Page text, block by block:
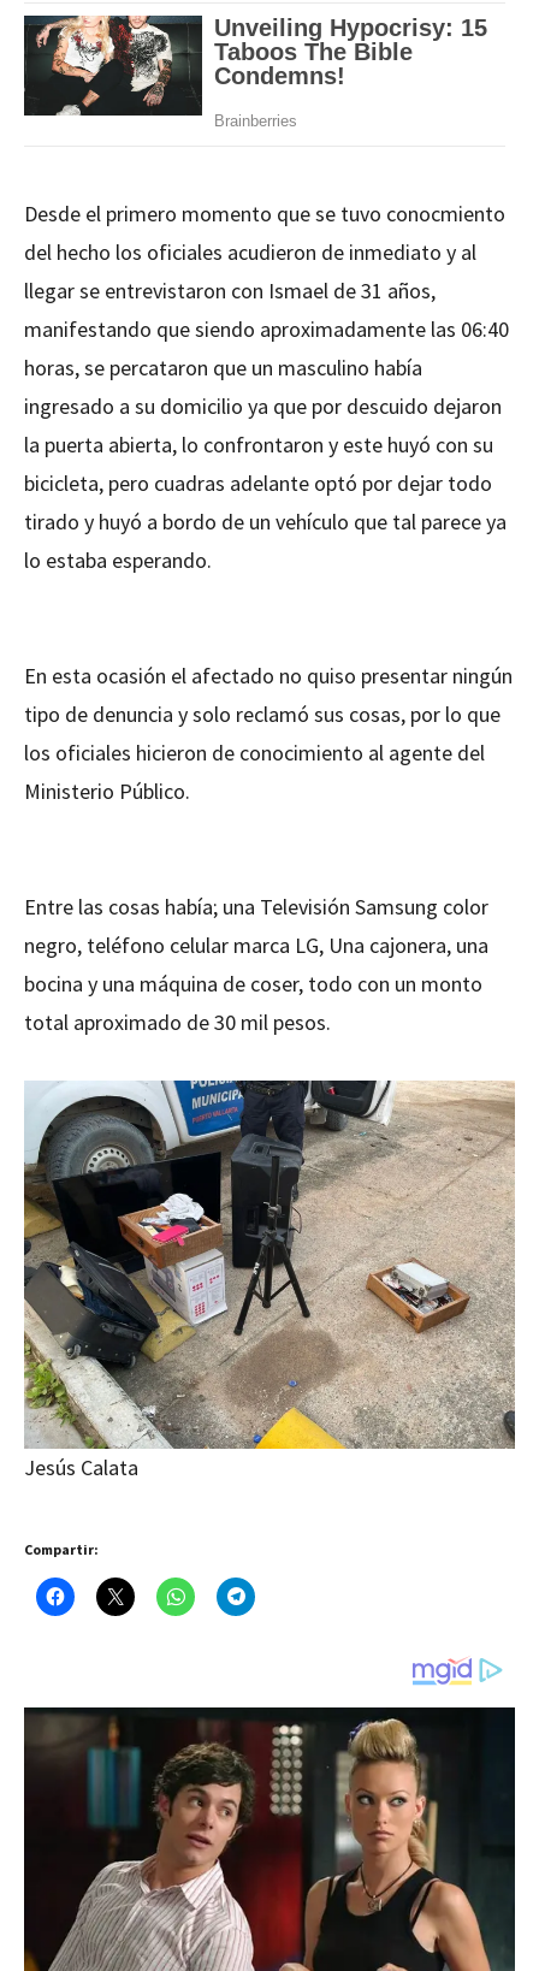
Desde el primero momento que se tuvo conocmiento
del hecho los oficiales acudieron de inmediato y al
llegar se entrevistaron con Ismael de 31 años,
manifestando que siendo aproximadamente las 06:40
horas, se percataron que un masculino había
ingresado a su domicilio ya que por descuido dejaron
la puerta abierta, lo confrontaron y este huyó con su
bicicleta, pero cuadras adelante optó por dejar todo
tirado y huyó a bordo de un vehículo que tal parece ya
lo estaba esperando.
En esta ocasión el afectado no quiso presentar ningún
tipo de denuncia y solo reclamó sus cosas, por lo que
los oficiales hicieron de conocimiento al agente del
Ministerio Público.
Entre las cosas había; una Televisión Samsung color
negro, teléfono celular marca LG, Una cajonera, una
bocina y una máquina de coser, todo con un monto
total aproximado de 30 mil pesos.
Jesús Calata
Compartir: